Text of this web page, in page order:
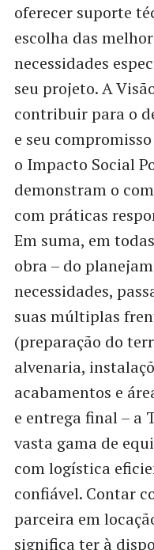
oferecer suporte
escolha das
necessidades
seu projeto. A
contribuir para o
e seu
o Impacto Social
demonstram o
com práticas
Em suma, em
obra – do
necessidades,
suas múltiplas
(preparação do
alvenaria,
acabamentos e
e entrega final – a
vasta gama de
com logística
confiável. Contar
parceira em
significa ter à